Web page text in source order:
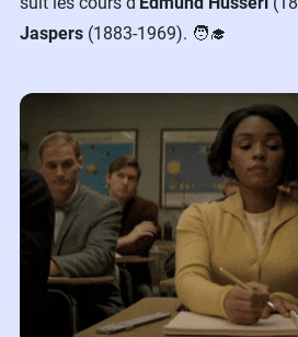
Jaspers (1883-1969). 🧑‍🎓